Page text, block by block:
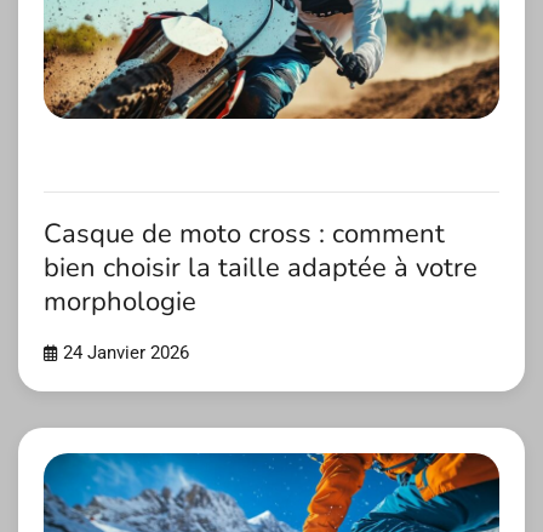
Casque de moto cross : comment
bien choisir la taille adaptée à votre
morphologie
24 Janvier 2026